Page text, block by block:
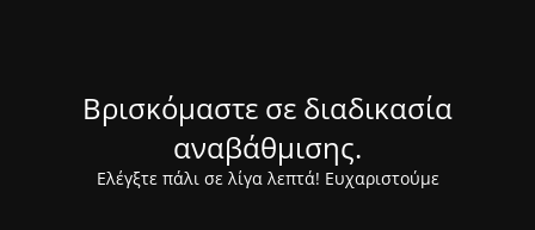
Βρισκόμαστε σε διαδικασία
αναβάθμισης.
Ελέγξτε πάλι σε λίγα λεπτά! Ευχαριστούμε